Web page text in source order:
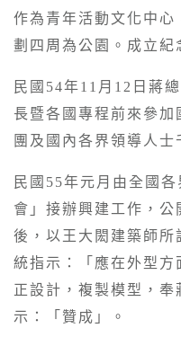
作為青年活動文化中
劃四周為公園。成立紀
民國54年11月12日蔣
長暨各國專程前來參
團及國內各界領導人士
民國55年元月由全國
會」接辦興建工作，
後，以王大閎建築師所
統指示：「應在外型
正設計，複製模型，
示：「贊成」。